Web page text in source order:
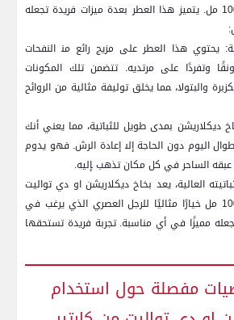
من كارتير للرجال سعة 100 مل.⁢ يتميز‌ هذا العطر بعدة ميزات فريدة تجعله
يحتوي هذا العطر ‌على مزيج رائع من‍ النفحات
وتفردًا على مرتديه. تتضمن تلك⁣ المكونات
والبتولا، ‍مما يخلق توليفة مثالية من الروائح
ديكلاريشن بمدى طويل ⁤للثباتية،‍ مما يعني أنك
⁣اليوم دون⁣ الحاجة إلى‍ إعادة الرش. فهو يدوم
عبقه الساحر في كل مكان تذهب ‍إليه.
العالية، يعد ‌بخاخ ديكلاريشن او دي⁣ تواليت
من كارتير للرجال سعة ⁣100 مل⁢ خيارًا مثاليًا​ للرجل العصري الذي يرغب في
مميزًا في‌ أي مناسبة. تجربة فريدة‍ تستحقها
مفصلة حول استخدام